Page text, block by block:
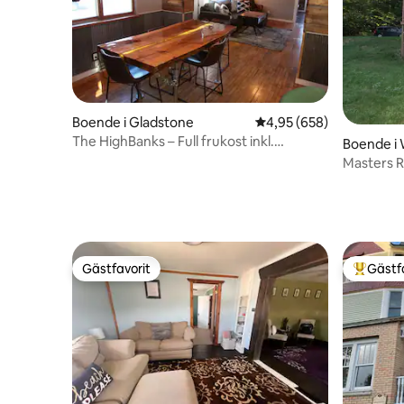
Boende i Gladstone 4,95 av 5 i
4,95 (658)
The HighBanks – Full frukost inkl.
Boende i
Masters
Gästfavorit
Gästfavorit Populär